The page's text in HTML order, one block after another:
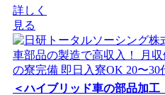
詳しく
見る
＜ハイブリッド車の部品加工